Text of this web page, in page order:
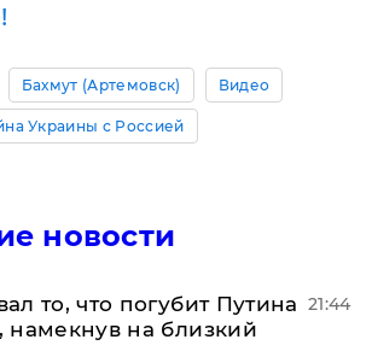
Бахмут (Артемовск) Видео
Украины с Россией
новости
то, что погубит Путина
намекнув на близкий
21:44